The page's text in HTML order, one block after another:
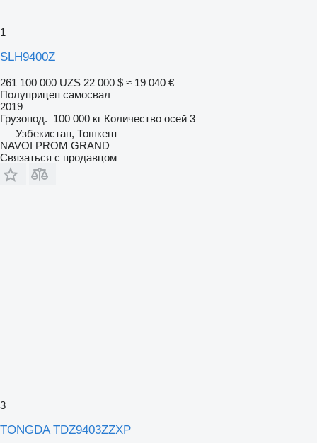
1
SLH9400Z
261 100 000 UZS 22 000 $ ≈ 19 040 €
Полуприцеп самосвал
2019
Грузопод. 100 000 кг Количество осей 3
Узбекистан, Тошкент
NAVOI PROM GRAND
Связаться с продавцом
3
TONGDA TDZ9403ZZXP